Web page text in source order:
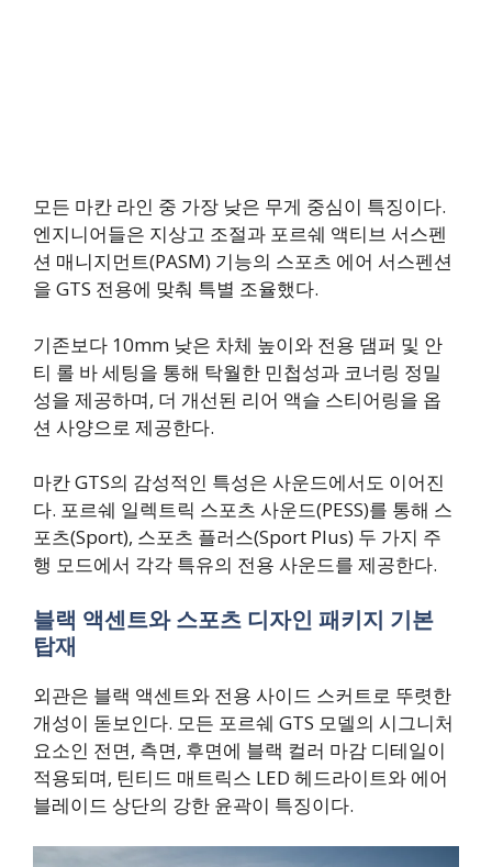
모든 마칸 라인 중 가장 낮은 무게 중심이 특징이다.
엔지니어들은 지상고 조절과 포르쉐 액티브 서스펜
션 매니지먼트(PASM) 기능의 스포츠 에어 서스펜션
을 GTS 전용에 맞춰 특별 조율했다.
기존보다 10mm 낮은 차체 높이와 전용 댐퍼 및 안
티 롤 바 세팅을 통해 탁월한 민첩성과 코너링 정밀
성을 제공하며, 더 개선된 리어 액슬 스티어링을 옵
션 사양으로 제공한다.
마칸 GTS의 감성적인 특성은 사운드에서도 이어진
다. 포르쉐 일렉트릭 스포츠 사운드(PESS)를 통해 스
포츠(Sport), 스포츠 플러스(Sport Plus) 두 가지 주
행 모드에서 각각 특유의 전용 사운드를 제공한다.
블랙 액센트와 스포츠 디자인 패키지 기본
탑재
외관은 블랙 액센트와 전용 사이드 스커트로 뚜렷한
개성이 돋보인다. 모든 포르쉐 GTS 모델의 시그니처
요소인 전면, 측면, 후면에 블랙 컬러 마감 디테일이
적용되며, 틴티드 매트릭스 LED 헤드라이트와 에어
블레이드 상단의 강한 윤곽이 특징이다.